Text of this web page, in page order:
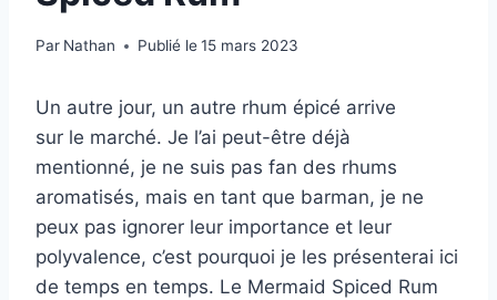
Par Nathan Publié le 15 mars 2023
Un autre jour, un autre rhum épicé arrive
sur le marché. Je l’ai peut-être déjà
mentionné, je ne suis pas fan des rhums
aromatisés, mais en tant que barman, je ne
peux pas ignorer leur importance et leur
polyvalence, c’est pourquoi je les présenterai ici
de temps en temps. Le Mermaid Spiced Rum